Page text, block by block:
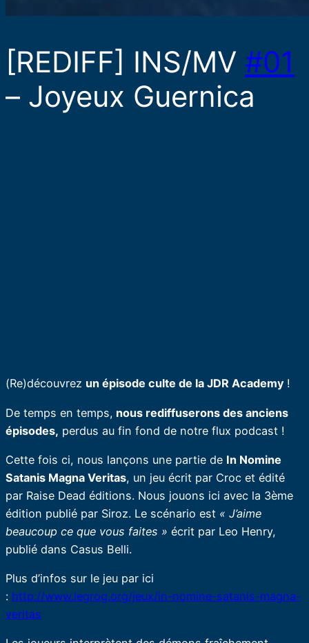
[REDIFF] INS/MV #01
– Joyeux Guernica
(Re)découvrez un épisode culte de la JDR Academy !
De temps en temps, nous rediffuserons des anciens
épisodes, perdus au fin fond de notre flux podcast !
Cette fois ci, nous lançons une partie de In Nomine
Satanis Magna Veritas, un jeu écrit par Croc et édité
par Raise Dead éditions. Nous jouons ici avec la 3ème
édition publié par Siroz. Le scénario est « J’aime
beaucoup ce que vous faites » écrit par Leo Henry,
publié dans Casus Belli.
Plus d’infos sur le jeu par ici
: http://www.legrog.org/jeux/in-nomine-satanis-magna-
veritas